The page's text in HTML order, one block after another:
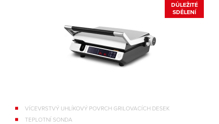
DŮLEŽITÉ
SDĚLENÍ
VÍCEVRSTVÝ UHLÍKOVÝ POVRCH GRILOVACÍCH DESEK
TEPLOTNÍ SONDA